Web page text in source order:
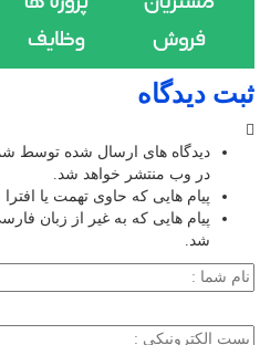
ثبت دیدگاه
دیدگاه های ارسال شده توسط
در وب منتشر خواهد شد.
پیام هایی که حاوی تهمت یا
پیام هایی که به غیر از زبان
شد.